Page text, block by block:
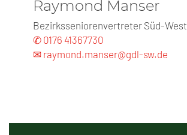
Raymond Manser
Bezirksseniorenvertreter Süd-West
✆ 0176 41367730
✉ raymond.manser@gdl-sw.de